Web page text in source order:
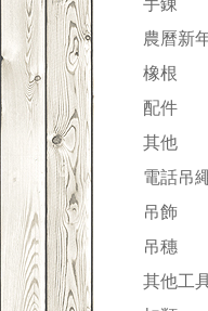
農曆新
橡根
配件
其他
電話吊
吊飾
吊穗
其他工